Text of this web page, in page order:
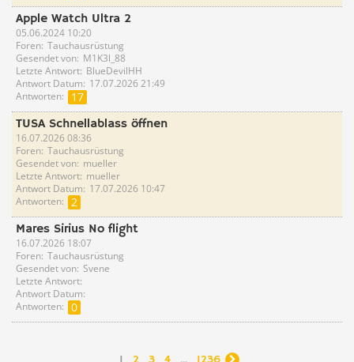
Apple Watch Ultra 2
05.06.2024 10:20
Foren Tauchausrüstung
Gesendet von M1K3l_88
Letzte Antwort BlueDevilHH
Antwort Datum 17.07.2026 21:49
Antworten
17
TUSA Schnellablass öffnen
16.07.2026 08:36
Foren Tauchausrüstung
Gesendet von mueller
Letzte Antwort mueller
Antwort Datum 17.07.2026 10:47
Antworten
2
Mares Sirius No flight
16.07.2026 18:07
Foren Tauchausrüstung
Gesendet von Svene
Letzte Antwort
Antwort Datum
Antworten
0
